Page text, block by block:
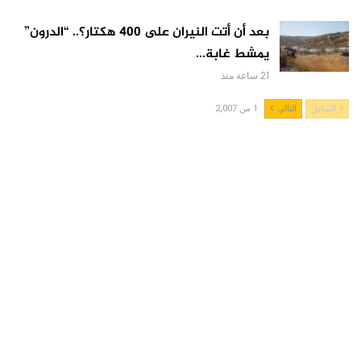
بعد أن أتت النيران على 400 هكتار؟.. “الدرون”
يمشط غابة…
21 ساعة منذ
السابق التالي 1 من 2,007